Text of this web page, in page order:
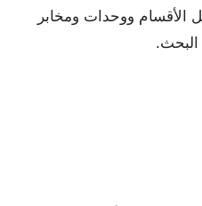
الأقسام ووحدات ومخابر
البحث.